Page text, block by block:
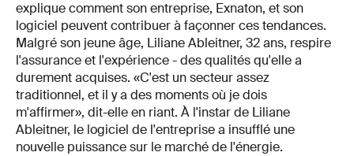
explique comment son entreprise, Exnaton, et son
logiciel peuvent contribuer à façonner ces tendances.
Malgré son jeune âge, Liliane Ableitner, 32 ans, respire
l'assurance et l'expérience - des qualités qu'elle a
durement acquises. «C'est un secteur assez
traditionnel, et il y a des moments où je dois
m'affirmer», dit-elle en riant. À l'instar de Liliane
Ableitner, le logiciel de l'entreprise a insufflé une
nouvelle puissance sur le marché de l'énergie.